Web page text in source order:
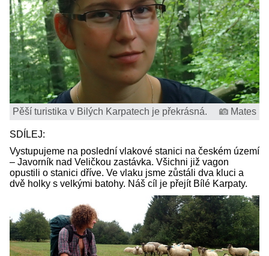
Pěší turistika v Bilých Karpatech je překrásná. Mates
SDÍLEJ:
Vystupujeme na poslední vlakové stanici na českém území
– Javorník nad Veličkou zastávka. Všichni již vagon
opustili o stanici dříve. Ve vlaku jsme zůstáli dva kluci a
dvě holky s velkými batohy. Náš cíl je přejít Bílé Karpaty.